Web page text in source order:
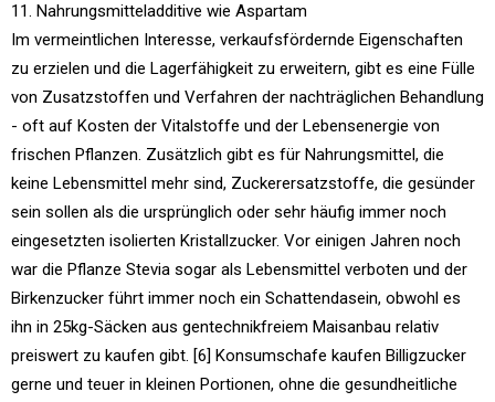
11. Nahrungsmitteladditive wie Aspartam
Im vermeintlichen Interesse, verkaufsfördernde Eigenschaften
zu erzielen und die Lagerfähigkeit zu erweitern, gibt es eine Fülle
von Zusatzstoffen und Verfahren der nachträglichen Behandlung
- oft auf Kosten der Vitalstoffe und der Lebensenergie von
frischen Pflanzen. Zusätzlich gibt es für Nahrungsmittel, die
keine Lebensmittel mehr sind, Zuckerersatzstoffe, die gesünder
sein sollen als die ursprünglich oder sehr häufig immer noch
eingesetzten isolierten Kristallzucker. Vor einigen Jahren noch
war die Pflanze Stevia sogar als Lebensmittel verboten und der
Birkenzucker führt immer noch ein Schattendasein, obwohl es
ihn in 25kg-Säcken aus gentechnikfreiem Maisanbau relativ
preiswert zu kaufen gibt. [6] Konsumschafe kaufen Billigzucker
gerne und teuer in kleinen Portionen, ohne die gesundheitliche